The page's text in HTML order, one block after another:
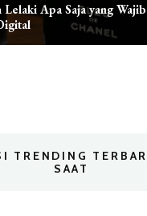
Lelaki Apa Saja yang
TRENDING
SAAT